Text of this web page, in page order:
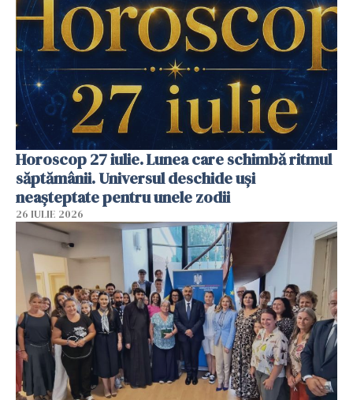
Horoscop 27 iulie. Lunea care schimbă ritmul
săptămânii. Universul deschide uși
neașteptate pentru unele zodii
26 IULIE 2026